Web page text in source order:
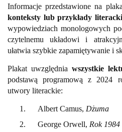
Informacje przedstawione na
konteksty lub przykłady
wypowiedziach monologowych
czytelnemu układowi i
ułatwia szybkie zapamiętywanie i
Plakat uwzględnia wszystkie
podstawą programową z 2024
utwory literackie:
1. Albert Camus, Dżuma
2.
George Orwell, Rok 1984